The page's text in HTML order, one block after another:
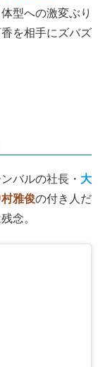
型への激変ぶり
を相手にズバズ
バルの社長・ 大
雅俊の付き人だ
念。